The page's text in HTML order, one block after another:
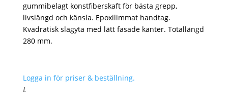
gummibelagt konstfiberskaft för bästa grepp,
livslängd och känsla. Epoxilimmat handtag.
Kvadratisk slagyta med lätt fasade kanter. Totallängd
280 mm.
Logga in för priser & beställning.
L